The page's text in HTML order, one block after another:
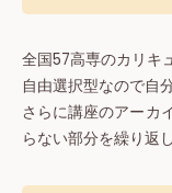
全国57高専のカリキ
自由選択型なので自
さらに講座のアーカ
らない部分を繰り返